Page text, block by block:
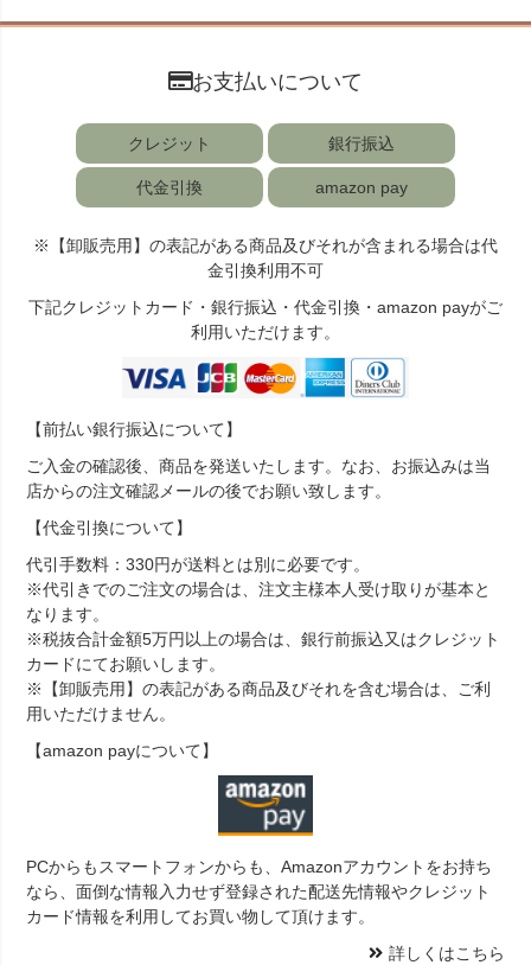
お支払いについて
クレジット 銀行振込
代金引換 amazon pay
※【卸販売用】の表記がある商品及びそれが含まれる場合は代
金引換利用不可
下記クレジットカード・銀行振込・代金引換・amazon payがご
利用いただけます。
【前払い銀行振込について】
ご入金の確認後、商品を発送いたします。なお、お振込みは当
店からの注文確認メールの後でお願い致します。
【代金引換について】
代引手数料：330円が送料とは別に必要です。
※代引きでのご注文の場合は、注文主様本人受け取りが基本と
なります。
※税抜合計金額5万円以上の場合は、銀行前振込又はクレジット
カードにてお願いします。
※【卸販売用】の表記がある商品及びそれを含む場合は、ご利
用いただけません。
【amazon payについて】
PCからもスマートフォンからも、Amazonアカウントをお持ち
なら、面倒な情報入力せず登録された配送先情報やクレジット
カード情報を利用してお買い物して頂けます。
詳しくはこちら